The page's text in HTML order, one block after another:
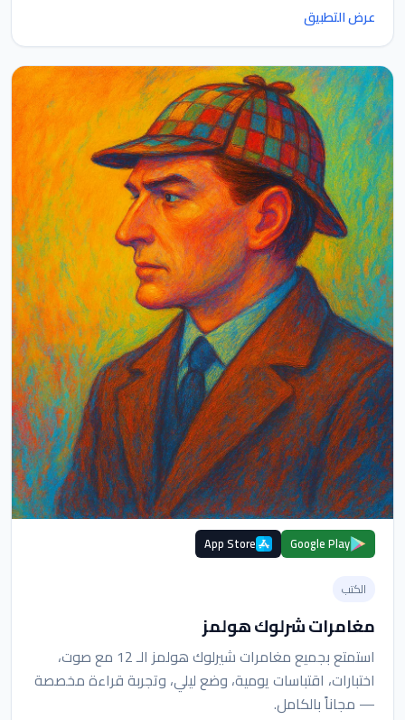
عرض التطبيق
Google Play
App Store
الكتب
مغامرات شرلوك هولمز
استمتع بجميع مغامرات شيرلوك هولمز الـ 12 مع صوت،
اختبارات، اقتباسات يومية، وضع ليلي، وتجربة قراءة مخصصة
— مجاناً بالكامل.